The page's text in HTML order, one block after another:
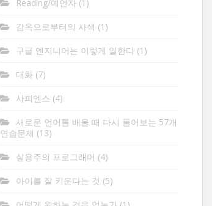
Reading/예언자(1)
감옥으로부터의 사색 (1)
구글 엔지니어는 이렇게 일한다(1)
대화(7)
사피엔스 (4)
새로운 언어를 배울 때 다시 풀어보는 57개
연습문제 (13)
실용주의 프로그래머 (4)
아이를 잘 키운다는 것 (5)